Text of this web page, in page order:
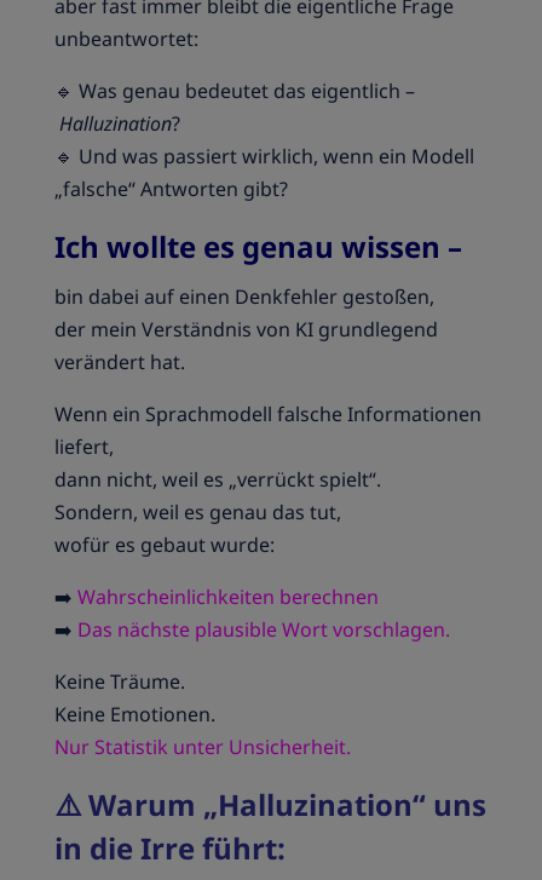
aber fast immer bleibt die eigentliche Frage
unbeantwortet:
🔹 Was genau bedeutet das eigentlich –
Halluzination?
🔹 Und was passiert wirklich, wenn ein Modell
„falsche“ Antworten gibt?
Ich wollte es genau wissen –
bin dabei auf einen Denkfehler gestoßen,
der mein Verständnis von KI grundlegend
verändert hat.
Wenn ein Sprachmodell falsche Informationen
liefert,
dann nicht, weil es „verrückt spielt“.
Sondern, weil es genau das tut,
wofür es gebaut wurde:
➡️ Wahrscheinlichkeiten berechnen
➡️ Das nächste plausible Wort vorschlagen.
Keine Träume.
Keine Emotionen.
Nur Statistik unter Unsicherheit.
⚠️Warum „Halluzination“ uns
in die Irre führt: